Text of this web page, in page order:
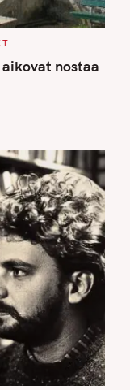
nostaa